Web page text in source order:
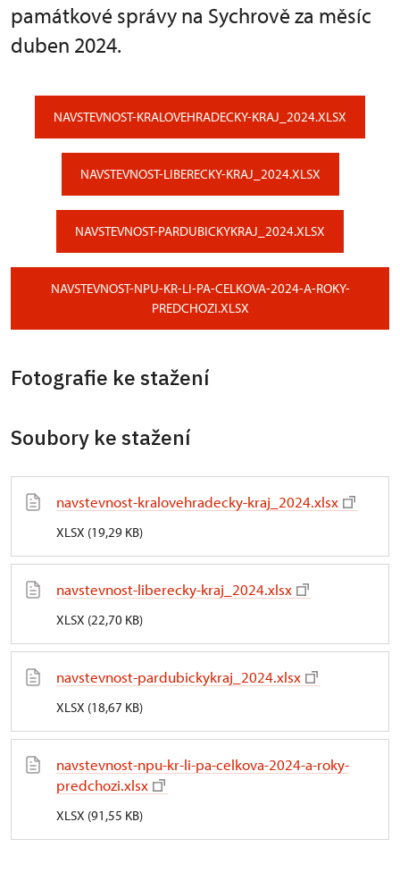
památkové správy na Sychrově za měsíc
duben 2024.
NAVSTEVNOST-KRALOVEHRADECKY-KRAJ_2024.XLSX
NAVSTEVNOST-LIBERECKY-KRAJ_2024.XLSX
NAVSTEVNOST-PARDUBICKYKRAJ_2024.XLSX
NAVSTEVNOST-NPU-KR-LI-PA-CELKOVA-2024-A-ROKY-
PREDCHOZI.XLSX
Fotografie ke stažení
Soubory ke stažení
navstevnost-kralovehradecky-kraj_2024.xlsx
XLSX (19,29 KB)
navstevnost-liberecky-kraj_2024.xlsx
XLSX (22,70 KB)
navstevnost-pardubickykraj_2024.xlsx
XLSX (18,67 KB)
navstevnost-npu-kr-li-pa-celkova-2024-a-roky-
predchozi.xlsx
XLSX (91,55 KB)